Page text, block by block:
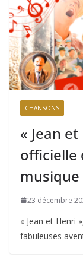
CHANSONS
« Jean
officielle
23 décembre
« Jean et Henri
fabuleuses